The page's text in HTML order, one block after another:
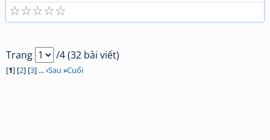
☆
☆
☆
☆
☆
Trang /4 (32 bài viết)
[1] [2] [3] ... ›Sau »Cuối